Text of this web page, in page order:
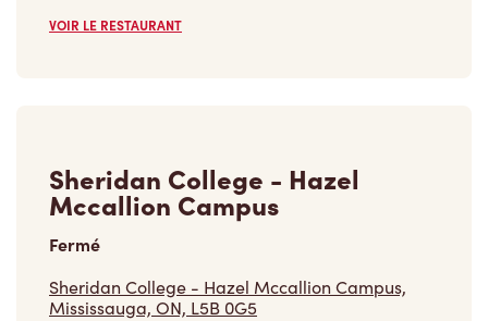
VOIR LE RESTAURANT
Sheridan College - Hazel
Mccallion Campus
Fermé
Sheridan College - Hazel Mccallion Campus,
Mississauga, ON, L5B 0G5